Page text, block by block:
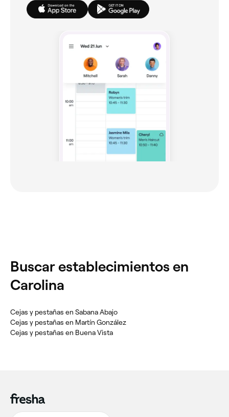
Buscar establecimientos en
Carolina
Cejas y pestañas en Sabana Abajo
Cejas y pestañas en Martín González
Cejas y pestañas en Buena Vista